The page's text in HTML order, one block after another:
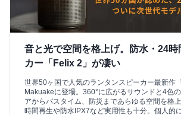
音と光で空間を格上げ。防水・24時
カー「Felix 2」が凄い
世界50ヶ国で人気のランタンスピーカー最新作
Makuakeに登場。360°に広がるサウンドと4色
アからバスタイム、防災まであらゆる空間を格
時間再生や防水IPX7など実用性も十分。個人的